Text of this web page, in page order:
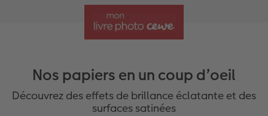
Nos papiers en un coup d’oeil
Découvrez des effets de brillance éclatante et des
surfaces satinées